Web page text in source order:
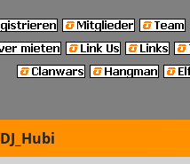
DJ_Hubi